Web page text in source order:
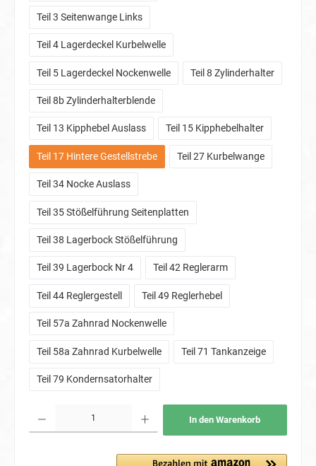
Teil 3 Seitenwange Links
Teil 4 Lagerdeckel Kurbelwelle
Teil 5 Lagerdeckel Nockenwelle Teil 8 Zylinderhalter
Teil 8b Zylinderhalterblende
Teil 13 Kipphebel Auslass Teil 15 Kipphebelhalter
Teil 17 Hintere Gestellstrebe Teil 27 Kurbelwange
Teil 34 Nocke Auslass
Teil 35 Stößelführung Seitenplatten
Teil 38 Lagerbock Stößelführung
Teil 39 Lagerbock Nr 4 Teil 42 Reglerarm
Teil 44 Reglergestell Teil 49 Reglerhebel
Teil 57a Zahnrad Nockenwelle
Teil 58a Zahnrad Kurbelwelle Teil 71 Tankanzeige
Teil 79 Kondernsatorhalter
In den Warenkorb